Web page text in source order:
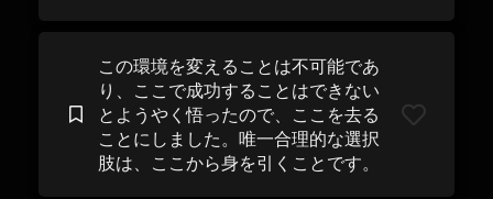
この環境を変えることは不可能であ
り、ここで成功することはできない
とようやく悟ったので、ここを去る
ことにしました。唯一合理的な選択
肢は、ここから身を引くことです。